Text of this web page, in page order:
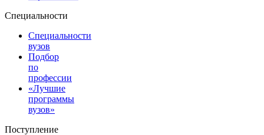
Специальности
Специальности
вузов
Подбор
по
профессии
«Лучшие
программы
вузов»
Поступление